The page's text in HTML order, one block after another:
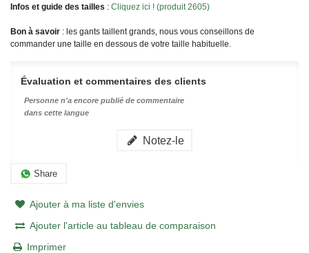
Infos et guide des tailles : Cliquez ici ! (produit 2605)
Bon à savoir : les gants taillent grands, nous vous conseillons de
commander une taille en dessous de votre taille habituelle.
Évaluation et commentaires des clients
Personne n'a encore publié de commentaire
dans cette langue
Notez-le
Share
Ajouter à ma liste d'envies
Ajouter l'article au tableau de comparaison
Imprimer